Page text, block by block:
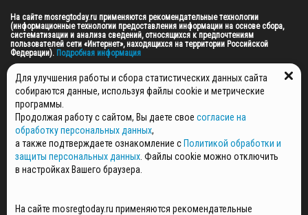
На сайте mosregtoday.ru применяются рекомендательные технологии
(информационные технологии предоставления информации на основе сбора,
систематизации и анализа сведений, относящихся к предпочтениям
пользователей сети «Интернет», находящихся на территории Российской
Федерации). Подробная информация
© 2026 ПРАВА НА ВСЕ МАТЕРИАЛЫ САЙТА ПРИНАДЛЕЖАТ ГАУ МО "ЦИФРОВЫЕ
МЕДИА" (ОГРН: 1255000059467).
ПОЛИТИКА ОБРАБОТКИ И ЗАЩИТЫ ПЕРСОНАЛЬНЫХ ДАННЫХ
НОВОСТИ
ГАЗЕТЫ
РЕКЛАМОДАТЕЛЯМ
СПЕЦПРОЕКТЫ
Для улучшения работы и сбора статистических данных сайта
собираются данные, используя файлы cookie и метрические
программы.
Продолжая работу с сайтом, Вы даете свое согласие на
обработку персональных данных,
а также подтверждаете ознакомление с Политикой обработки и
защиты персональных данных . Файлы cookie можно отключить
в настройках Вашего браузера.
На сайте mosregtoday.ru применяются рекомендательные